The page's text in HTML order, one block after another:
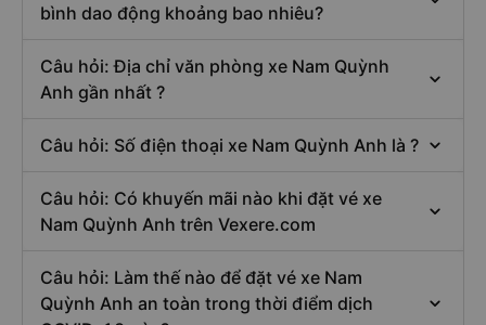
bình dao động khoảng bao nhiêu?
Câu hỏi: Địa chỉ văn phòng xe Nam Quỳnh
Anh gần nhất ?
Câu hỏi: Số điện thoại xe Nam Quỳnh Anh là ?
Câu hỏi: Có khuyến mãi nào khi đặt vé xe
Nam Quỳnh Anh trên Vexere.com
Câu hỏi: Làm thế nào để đặt vé xe Nam
Quỳnh Anh an toàn trong thời điểm dịch